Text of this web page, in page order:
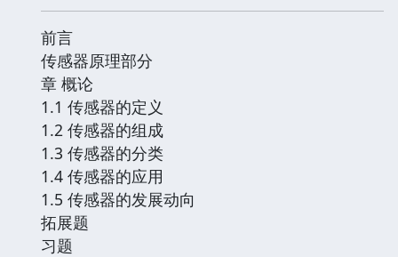
前言
传感器原理部分
章 概论
1.1 传感器的定义
1.2 传感器的组成
1.3 传感器的分类
1.4 传感器的应用
1.5 传感器的发展动向
拓展题
习题